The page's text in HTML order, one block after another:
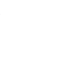
MOLETKY –